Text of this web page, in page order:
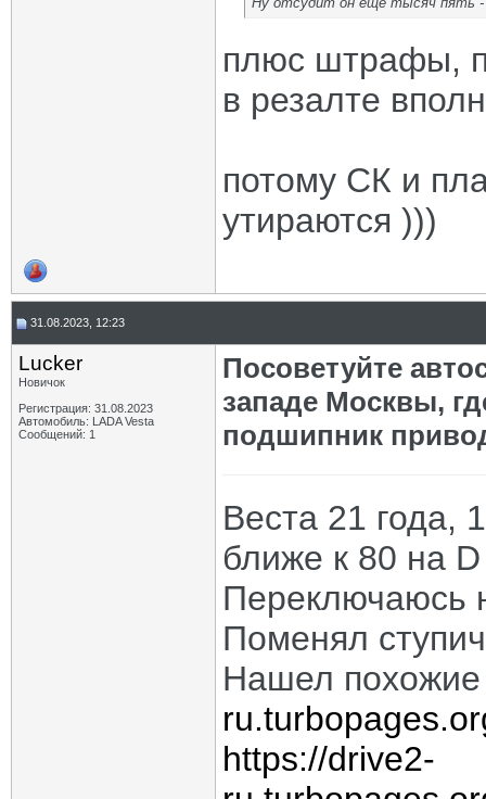
плюс штрафы,
в резалте
потому СК и
утираются )))
31.08.2023, 12:23
Lucker
Новичок
Регистрация: 31.08.2023
Автомобиль: LADA Vesta
Сообщений: 1
Посоветуйте
западе Москвы,
подшипник
Веста 21 года,
ближе к 80 на
Переключаюсь
Поменял
Нашел
https://drive2-